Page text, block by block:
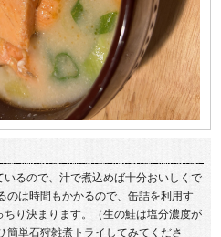
るので、汁で煮込めば十分おいしくで
のは時間もかかるので、缶詰を利用す
り決まります。（生の鮭は塩分濃度が
簡単石狩雑煮トライしてみてくださ